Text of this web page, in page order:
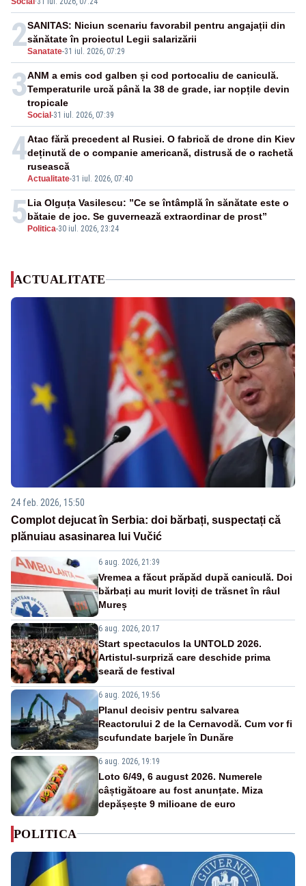
ridicate de la sol
2Sanatate-31 iul. 2026, 07:29
SANITAS: Niciun scenariu favorabil pentru angajații din
sănătate în proiectul Legii salarizării
3
Social -31 iul. 2026, 07:39
ANM a emis cod galben și cod portocaliu de caniculă.
Temperaturile urcă până la 38 de grade, iar nopțile devin
tropicale
4
Actualitate-31 iul. 2026, 07:40
Atac fără precedent al Rusiei. O fabrică de drone din Kiev
deținută de o companie americană, distrusă de o rachetă
rusească
5 Politica-30 iul. 2026, 23:24
Lia Olguța Vasilescu: ”Ce se întâmplă în sănătate este o
bătaie de joc. Se guvernează extraordinar de prost”
ACTUALITATE
24 feb. 2026, 15:50
Complot dejucat în Serbia: doi bărbați, suspectați că
plănuiau asasinarea lui Vučić
6 aug. 2026, 21:39
Vremea a făcut prăpăd după caniculă. Doi
bărbați au murit loviți de trăsnet în râul
Mureș
6 aug. 2026, 20:17
Start spectaculos la UNTOLD 2026.
Artistul-surpriză care deschide prima
seară de festival
6 aug. 2026, 19:56
Planul decisiv pentru salvarea
Reactorului 2 de la Cernavodă. Cum vor fi
scufundate barjele în Dunăre
6 aug. 2026, 19:19
Loto 6/49, 6 august 2026. Numerele
câștigătoare au fost anunțate. Miza
depășește 9 milioane de euro
POLITICA